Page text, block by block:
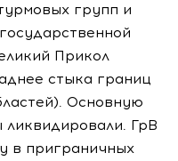
групп и
Прикол
стыка границ
Основную
ГрВ
в приграничных